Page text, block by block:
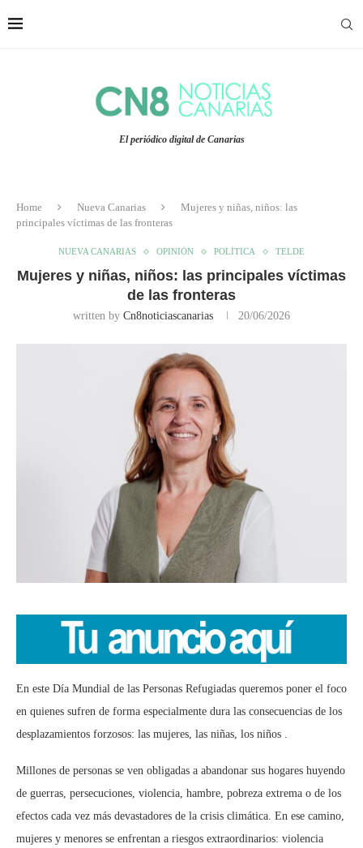
El periódico digital de Canarias
Home Nueva Canarias
Mujeres y niñas, niños: las
principales víctimas de las fronteras
NUEVA CANARIAS OPINIÓN POLÍTICA TELDE
Mujeres y niñas, niños: las principales víctimas
de las fronteras
written by Cn8noticiascanarias 20/06/2026
En este Día Mundial de las Personas Refugiadas queremos poner el foco
en quienes sufren de forma especialmente dura las consecuencias de los
desplazamientos forzosos: las mujeres, las niñas, los niños .
Millones de personas se ven obligadas a abandonar sus hogares huyendo
de guerras, persecuciones, violencia, hambre, pobreza extrema o de los
efectos cada vez más devastadores de la crisis climática. En ese camino,
mujeres y menores se enfrentan a riesgos extraordinarios: violencia